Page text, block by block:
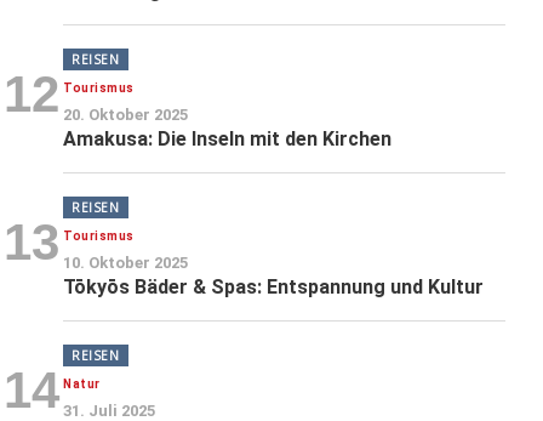
12
REISEN
Tourismus
20. Oktober 2025
Amakusa: Die Inseln mit den Kirchen
13
REISEN
Tourismus
10. Oktober 2025
Tōkyōs Bäder & Spas: Entspannung und Kultur
14
REISEN
Natur
31. Juli 2025